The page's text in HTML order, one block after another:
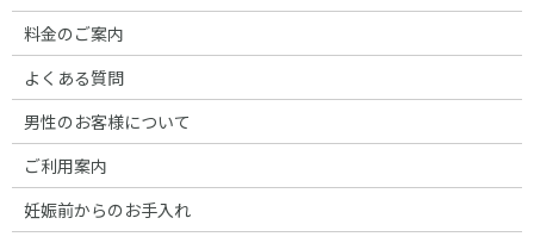
料金のご案内
よくある質問
男性のお客様について
ご利用案内
妊娠前からのお手入れ